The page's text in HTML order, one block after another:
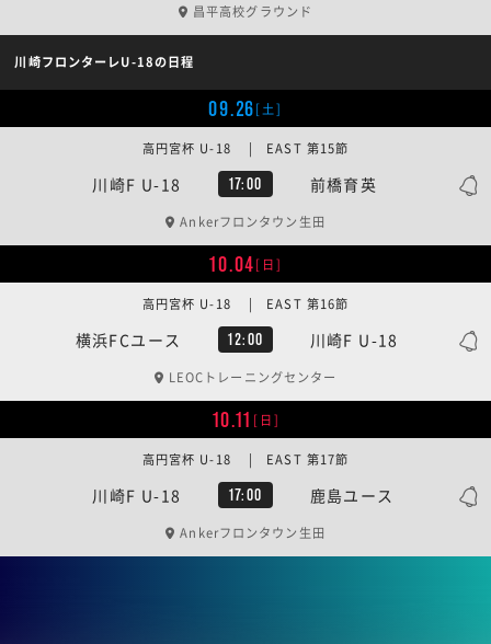
昌平高校グラウンド
川崎フロンターレU-18の日程
09.26[土]
川崎F U-18 17:00 前橋育英
高円宮杯 U-18 | EAST 第15節
Ankerフロンタウン生田
10.04[日]
横浜FCユース 12:00 川崎F U-18
高円宮杯 U-18 | EAST 第16節
LEOCトレーニングセンター
10.11 [日]
川崎F U-18 17:00 鹿島ユース
高円宮杯 U-18 | EAST 第17節
Ankerフロンタウン生田